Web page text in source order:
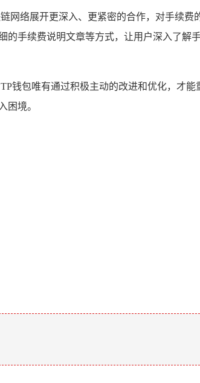
网络展开更深入、更紧密的合作，对手续
手续费说明文章等方式，让用户深入了解
钱包唯有通过积极主动的改进和优化，才
困境。